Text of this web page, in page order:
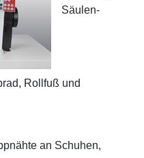
Säulen-
Rollfuß und
an Schuhen,